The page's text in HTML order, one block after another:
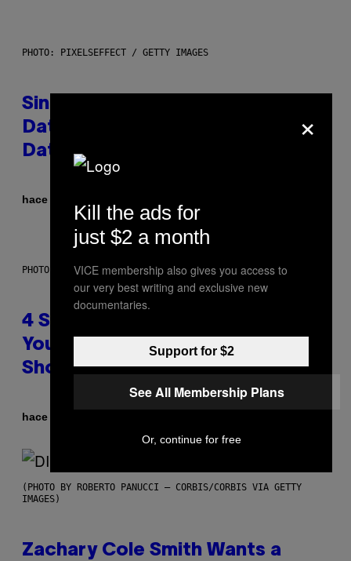
PHOTO: PIXELSEFFECT / GETTY IMAGES
Singles Are Ditching Expensive
Dates for ‘Infladating,’ and a
Dating Expert Has Thoughts
hace 1 hora
PHOTO BY SCOTT LEGATO/GETTY IMAGES
4 Shoegaze Songs to Listen to if
You Don’t Know if You Like
Shoegaze
hace 9 horas
(PHOTO BY ROBERTO PANUCCI – CORBIS/CORBIS VIA GETTY
IMAGES)
Zachary Cole Smith Wants a
×
Kill the ads for
just $2 a month
VICE membership also gives you access to
our very best writing and exclusive new
documentaries.
Support for $2
See All Membership Plans
Or, continue for free